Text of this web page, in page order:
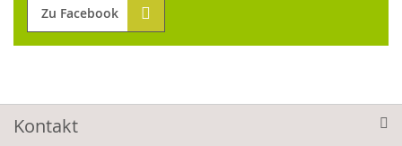
Zu Facebook
Kontakt